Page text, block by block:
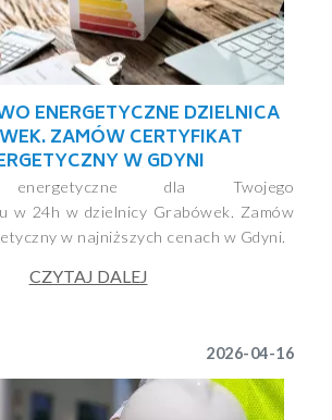
ENERGETYCZNE DZIELNICA
ZAMÓW CERTYFIKAT
W GDYNI
energetyczne dla Twojego
w 24h w dzielnicy Grabówek. Zamów
w najniższych cenach w Gdyni.
CZYTAJ DALEJ
2026-04-16